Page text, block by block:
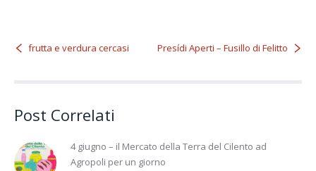
frutta e verdura cercasi Presídi Aperti – Fusillo di Felitto
Post Correlati
4 giugno – il Mercato della Terra del Cilento ad
Agropoli per un giorno